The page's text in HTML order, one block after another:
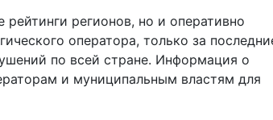
регионов, но и оперативно
оператора, только за
по всей стране. Информация о
и муниципальным властям для